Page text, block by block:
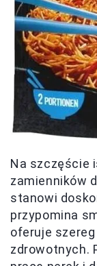
Na szczęście
zamienników
stanowi
przypomina
oferuje
zdrowotnych.